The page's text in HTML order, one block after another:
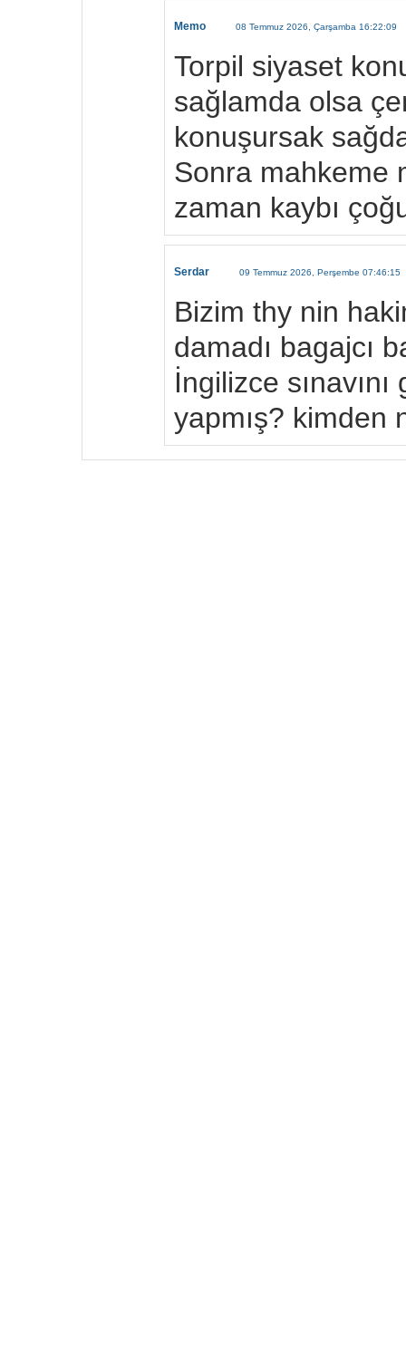
Memo 08 Temmuz 2026, Çarşamba 16:22:09
Torpil siyaset
sağlamda olsa
konuşursak
Sonra mahkeme
zaman kaybı
Serdar 09 Temmuz 2026, Perşembe 07:46:15
Bizim thy nin
damadı bagajcı
İngilizce
yapmış? kimden